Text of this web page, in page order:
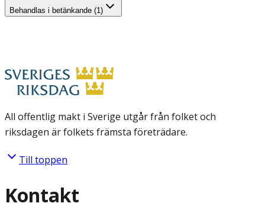
Behandlas i betänkande (1)
All offentlig makt i Sverige utgår från folket och
riksdagen är folkets främsta företrädare.
Till toppen
Kontakt